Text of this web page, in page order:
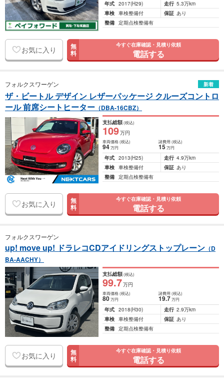
年式 2017(H29) 走行 5.3万km
車検 車検整備付 保証 あり
整備 定期点検整備有
お気に入り 無
料
今すぐ在庫確認・見積り依頼
電話する
フォルクスワーゲン 新着
ザ・ビートル デザイン レザーパッケージ クルーズコントロ
ール 前席シートヒーター （DBA-16CBZ）
支払総額(税込)
109万円
車両価格(税込)
94万円
諸費用 (税込)
15 万円
年式 2013(H25) 走行 4.9万km
車検 車検整備付 保証 あり
整備 定期点検整備有
お気に入り 無
料
今すぐ在庫確認・見積り依頼
電話する
フォルクスワーゲン
up! move up! ドラレコCDアイドリングストップレーン （D
BA-AACHY）
支払総額(税込)
99.7万円
車両価格(税込)
80万円
諸費用 (税込)
19.7 万円
年式 2018(H30) 走行 2.9万km
車検 車検整備付 保証 あり
整備 定期点検整備有
お気に入り 無
料
今すぐ在庫確認・見積り依頼
電話する